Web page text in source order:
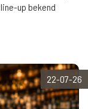
up bekend
22-07-26